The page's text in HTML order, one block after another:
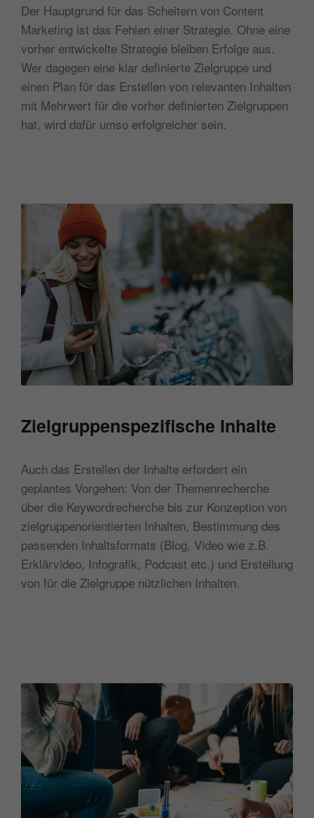
Der Hauptgrund für das Scheitern von Content
Marketing ist das Fehlen einer Strategie. Ohne eine
vorher entwickelte Strategie bleiben Erfolge aus.
Wer dagegen eine klar definierte Zielgruppe und
einen Plan für das Erstellen von relevanten Inhalten
mit Mehrwert für die vorher definierten Zielgruppen
hat, wird dafür umso erfolgreicher sein.
Zielgruppenspezifische Inhalte
Auch das Erstellen der Inhalte erfordert ein
geplantes Vorgehen: Von der Themenrecherche
über die Keywordrecherche bis zur Konzeption von
zielgruppenorientierten Inhalten, Bestimmung des
passenden Inhaltsformats (Blog, Video wie z.B.
Erklärvideo, Infografik, Podcast etc.) und Erstellung
von für die Zielgruppe nützlichen Inhalten.